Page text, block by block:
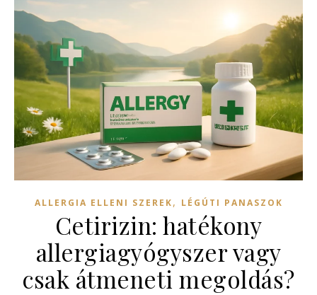
ALLERGIA ELLENI SZEREK, LÉGÚTI PANASZOK
Cetirizin: hatékony
allergiagyógyszer vagy
csak átmeneti megoldás?